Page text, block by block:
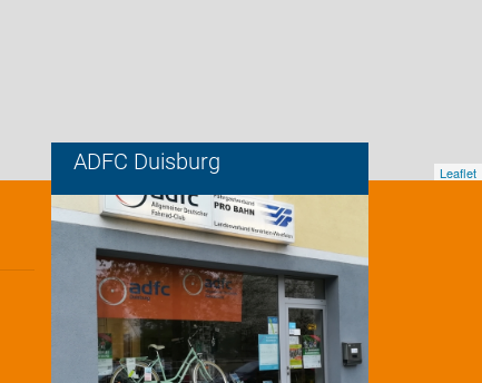
Leaflet
ADFC Duisburg